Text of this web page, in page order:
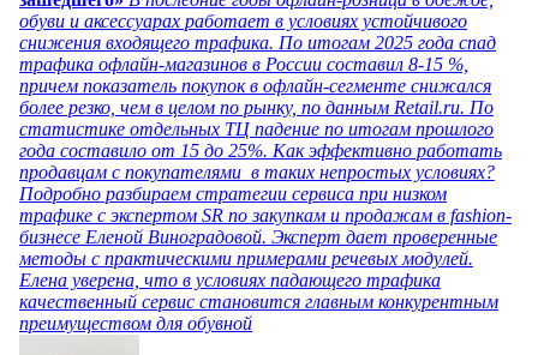
обуви и аксессуарах работает в условиях устойчивого
снижения входящего трафика. По итогам 2025 года спад
трафика офлайн-магазинов в России составил 8-15 %,
причем показатель покупок в офлайн-сегменте снижался
более резко, чем в целом по рынку, по данным Retail.ru. По
статистике отдельных ТЦ падение по итогам прошлого
года составило от 15 до 25%. Как эффективно работать
продавцам с покупателями в таких непростых условиях?
Подробно разбираем стратегии сервиса при низком
трафике с экспертом SR по закупкам и продажам в fashion-
бизнесе Еленой Виноградовой. Эксперт дает проверенные
методы с практическими примерами речевых модулей.
Елена уверена, что в условиях падающего трафика
качественный сервис становится главным конкурентным
преимуществом для обувной